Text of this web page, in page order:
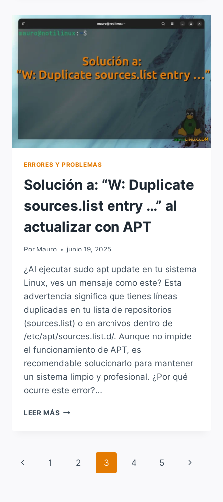
RESOLVE
AL
EN
LINUX
ERRORES Y PROBLEMAS
Solución a: “W: Duplicate
sources.list entry …” al
actualizar con APT
Por Mauro junio 19, 2025
¿Al ejecutar sudo apt update en tu sistema
Linux, ves un mensaje como este? Esta
advertencia significa que tienes líneas
duplicadas en tu lista de repositorios
(sources.list) o en archivos dentro de
/etc/apt/sources.list.d/. Aunque no impide
el funcionamiento de APT, es
recomendable solucionarlo para mantener
un sistema limpio y profesional. ¿Por qué
ocurre este error?…
LEER MÁS SOLUCIÓN
SOURCES.LIST
ENTRY
Navegación
Página
1 2 3 4 5
Siguiente